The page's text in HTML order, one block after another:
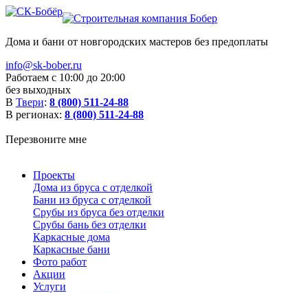
Дома и бани от новгородских мастеров без предоплаты
info@sk-bober.ru
Работаем с 10:00 до 20:00
без выходных
В Твери: 8 (800) 511-24-88
В регионах: 8 (800) 511-24-88
Перезвоните мне
Проекты
Дома из бруса с отделкой
Бани из бруса с отделкой
Срубы из бруса без отделки
Срубы бань без отделки
Каркасные дома
Каркасные бани
Фото работ
Акции
Услуги